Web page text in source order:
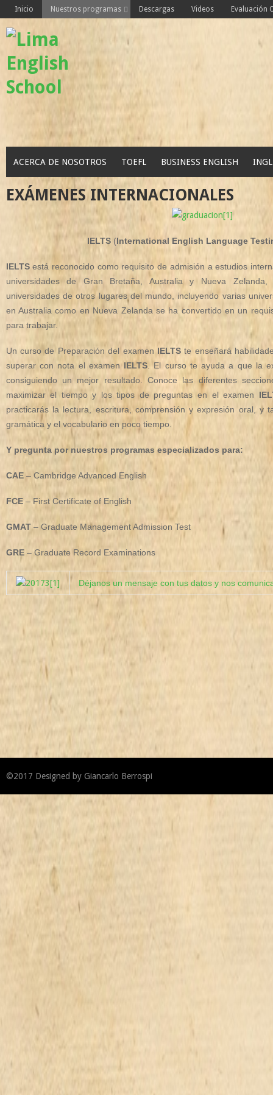
Skip
to
content
Inicio Nuestros programas Descargas Videos Evaluación
ACERCA DE NOSOTROS TOEFL BUSINESS ENGLISH
EXÁMENES INTERNACIONALES
IELTS(International English Language
IELTSestá reconocido como requisito de admisión a estudios
universidades de Gran Bretaña, Australia y Nueva
universidades de otros lugares del mundo, incluyendo varias
en Australia como en Nueva Zelanda se ha convertido en un
para trabajar.
Un curso de Preparación del examen IELTSte enseñará
superar con nota el examen IELTS . El curso te ayuda a que la
consiguiendo un mejor resultado. Conoce las diferentes
maximizar el tiempo y los tipos de preguntas en el examen
practicarás la lectura, escritura, comprensión y expresión oral, y
gramática y el vocabulario en poco tiempo.
Y pregunta por nuestros programas especializados para:
CAE– Cambridge Advanced English
FCE– First Certificate of English
GMAT– Graduate Management Admission Test
GRE– Graduate Record Examinations
Déjanos un mensaje con tus datos y nos
©2017 Designed byGiancarlo Berrospi